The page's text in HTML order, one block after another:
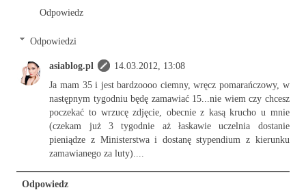
Odpowiedz
Odpowiedzi
asiablog.pl
14.03.2012, 13:08
Ja mam 35 i jest bardzoooo ciemny, wręcz pomarańczowy, w
następnym tygodniu będę zamawiać 15...nie wiem czy chcesz
poczekać to wrzucę zdjęcie, obecnie z kasą krucho u mnie
(czekam już 3 tygodnie aż łaskawie uczelnia dostanie
pieniądze z Ministerstwa i dostanę stypendium z kierunku
zamawianego za luty)....
Odpowiedz